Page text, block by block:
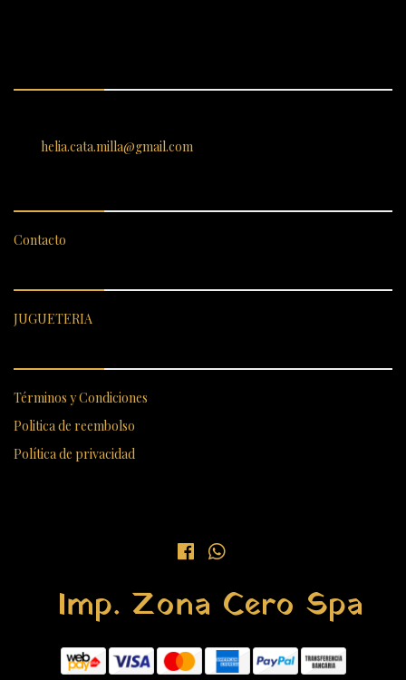
helia.cata.milla@gmail.com
Contacto
JUGUETERIA
Términos y Condiciones
Politica de reembolso
Política de privacidad
Imp. Zona Cero Spa